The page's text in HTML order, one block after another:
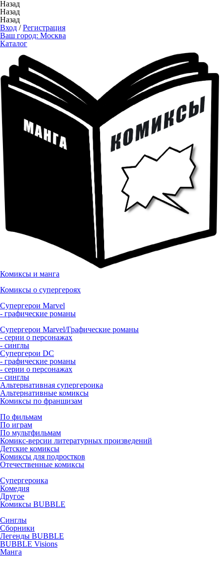
Назад
Назад
Назад
Вход /Регистрация
Ваш город: Москва
Каталог
Комиксы и манга
Комиксы о супергероях
Супергерои Marvel
- графические романы
Супергерои Marvel/Графические романы
- серии о персонажах
- синглы
Супергерои DC
- графические романы
- серии о персонажах
- синглы
Альтернативная супергероика
Альтернативные комиксы
Комиксы по франшизам
По фильмам
По играм
По мультфильмам
Комикс-версии литературных произведений
Детские комиксы
Комиксы для подростков
Отечественные комиксы
Супергероика
Комедия
Другое
Комиксы BUBBLE
Синглы
Сборники
Легенды BUBBLE
BUBBLE Visions
Манга